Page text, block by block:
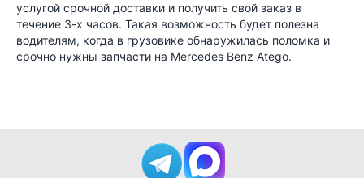
услугой срочной доставки и получить свой заказ в
течение 3-х часов. Такая возможность будет полезна
водителям, когда в грузовике обнаружилась поломка и
срочно нужны запчасти на Mercedes Benz Atego.